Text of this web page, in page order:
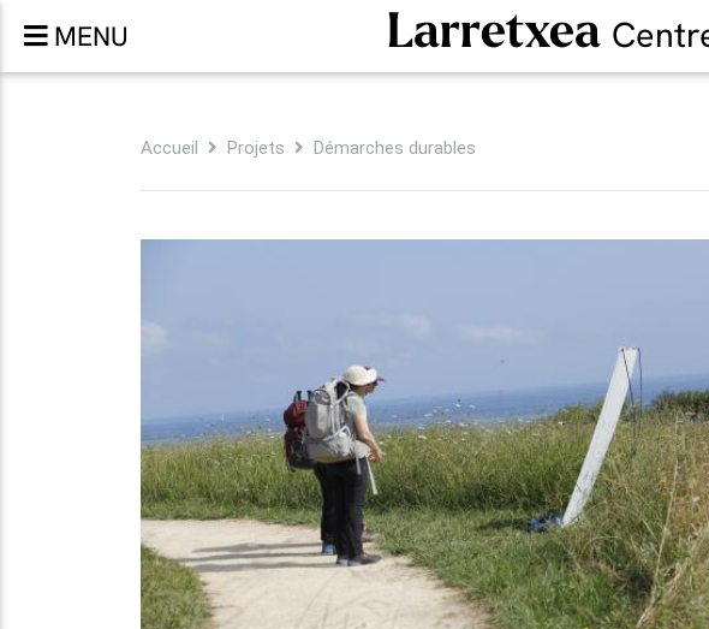
MENU Larretxea
Accueil Projets Démarches durables